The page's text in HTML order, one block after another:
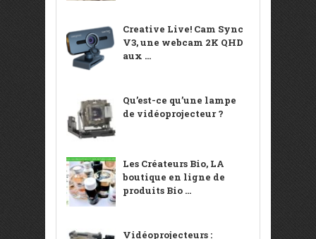
Creative Live! Cam Sync
V3, une webcam 2K QHD
aux ...
Qu’est-ce qu’une lampe
de vidéoprojecteur ?
Les Créateurs Bio, LA
boutique en ligne de
produits Bio ...
Vidéoprojecteurs :